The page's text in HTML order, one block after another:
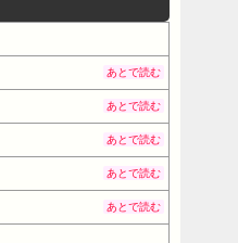
あとで読む
あとで読む
あとで読む
あとで読む
あとで読む